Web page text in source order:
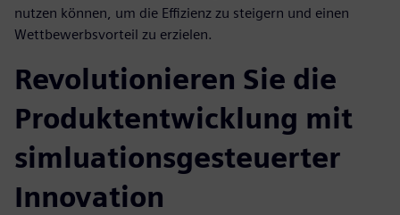
nutzen können, um die Effizienz zu steigern und einen
Wettbewerbsvorteil zu erzielen.
Revolutionieren Sie die
Produktentwicklung mit
simluationsgesteuerter
Innovation